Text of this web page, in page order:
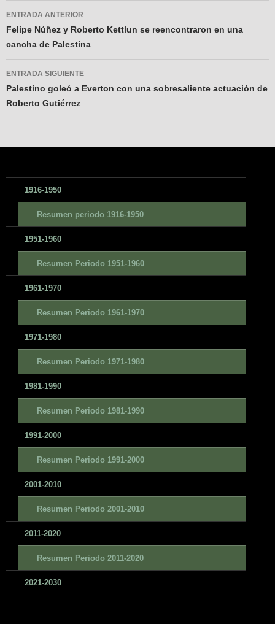
Navegador
de
entradas
ENTRADA ANTERIOR
Felipe Núñez y Roberto Kettlun se reencontraron en una
cancha de Palestina
ENTRADA SIGUIENTE
Palestino goleó a Everton con una sobresaliente actuación de
Roberto Gutiérrez
1916-1950
Resumen periodo 1916-1950
1951-1960
Resumen Periodo 1951-1960
1961-1970
Resumen Periodo 1961-1970
1971-1980
Resumen Periodo 1971-1980
1981-1990
Resumen Periodo 1981-1990
1991-2000
Resumen Periodo 1991-2000
2001-2010
Resumen Periodo 2001-2010
2011-2020
Resumen Periodo 2011-2020
2021-2030